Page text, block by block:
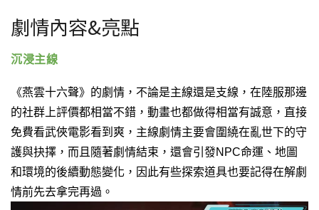
劇情內容&亮點
沉浸主線
《燕雲十六聲》的劇情，不論是主線還是支線，在陸服那邊
的社群上評價都相當不錯，動畫也都做得相當有誠意，直接
免費看武俠電影看到爽，主線劇情主要會圍繞在亂世下的守
護與抉擇，而且隨著劇情結束，還會引發NPC命運、地圖
和環境的後續動態變化，因此有些探索道具也要記得在解劇
情前先去拿完再過。